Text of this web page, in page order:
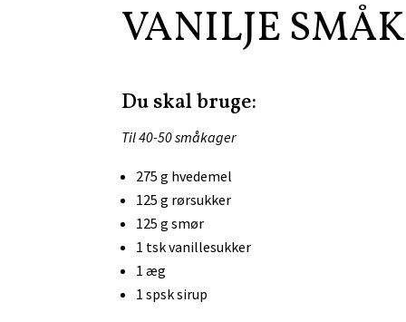
VANILJE
Du skal bruge:
Til 40-50 småkager
275 g hvedemel
125 g rørsukker
125 g smør
1 tskvanillesukker
1 æg
1 spsk sirup